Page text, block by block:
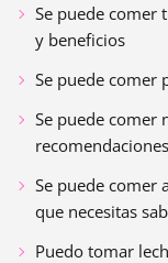
Se puede comer
y beneficios
Se puede comer
Se puede comer
recomendaciones
Se puede comer
que necesitas
Puedo tomar